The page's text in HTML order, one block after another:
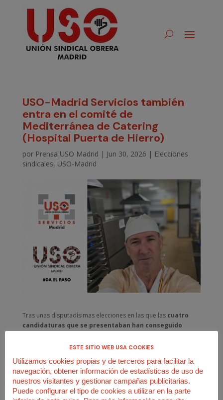
USO-Madrid Servicios también
entra en el comité de
Mediterránea de Catering
(Hospital Puerta de Hierro)
por Prensa USO Madrid | Jun 30, 2026 | Elecciones
sindicales, USO-Madrid
Tras unas disputadísimas elecciones en las que las cuatro
candidaturas que se presentaban han conseguido
USO-Madrid Servicios fue la segunda más votada y,
el comité de empresa deMediterránea de Catering,que
presta los servicios de restauración en elHospital
Universitario Puerta de Hierrode Majadahonda.
ESTE SITIO WEB USA COOKIES
Utilizamos cookies propias y de terceros para facilitar la
navegación, obtener información de estadísticas de uso de
nuestros visitantes y gestionar campañas publicitarias.
Puede configurar el tipo de cookies a utilizar en la parte